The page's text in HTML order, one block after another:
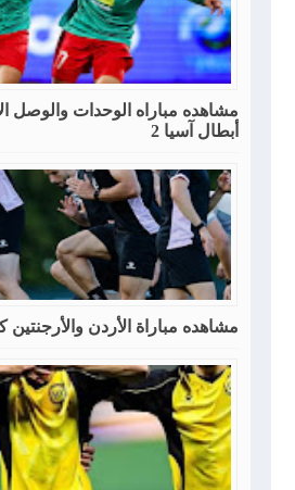
مشاهده مباراه الوحدات والوصل
أبطال آسيا 2
مشاهده مباراة الأردن والأرجنتين